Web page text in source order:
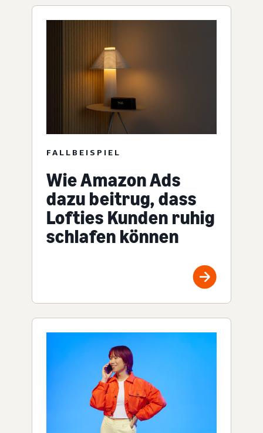
FALLBEISPIEL
Wie Amazon Ads
dazu beitrug, dass
Lofties Kunden ruhig
schlafen können